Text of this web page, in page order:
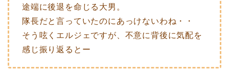
途端に後退を命じる大男。
隊長だと言っていたのにあっけないわね・・
そう呟くエルジェですが、不意に背後に気配を
感じ振り返るとー